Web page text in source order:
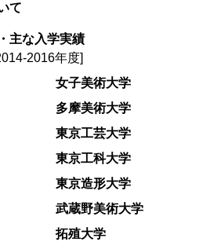
て
主な入学実績
2016年度]
女子美術大学
多摩美術大学
東京工芸大学
東京工科大学
東京造形大学
武蔵野美術大学
拓殖大学